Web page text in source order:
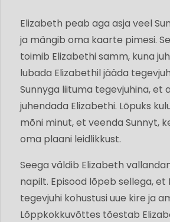
Elizabeth peab aga asja veel
ja mängib oma kaarte pimesi.
toimib Elizabethi samm, kuna
lubada Elizabethil jääda
Sunnyga liituma tegevjuhina, et
juhendada Elizabethi. Lõpuks
mõni minut, et veenda Sunnyt,
oma plaani leidlikkust.
Seega väldib Elizabeth
napilt. Episood lõpeb sellega,
tegevjuhi kohustusi uue kire ja
Lõppkokkuvõttes tõestab